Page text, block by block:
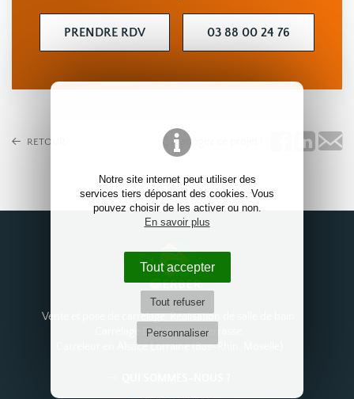
Notre site internet peut utiliser des
services tiers déposant des cookies. Vous
pouvez choisir de les activer ou non.
En savoir plus
Tout accepter
Tout refuser
Personnaliser
PRENDRE RDV 03 88 00 24 76
RETOUR Partagez ce projet !
Vente et pose de carrelage. Réalisation de salle de bain.
Carrelage Dallage pour terrasse.
Carreleur en Alsace Lorraine (Bas-Rhin, Moselle)